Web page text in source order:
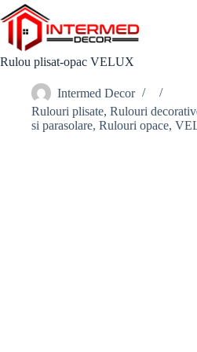
Skip
to
content
Rulou plisat-opac VELUX
Intermed Decor
Rulouri plisate, Rulouri
si parasolare, Rulouri opace,